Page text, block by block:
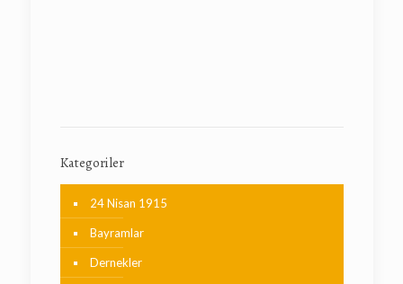
Kategoriler
24 Nisan 1915
Bayramlar
Dernekler